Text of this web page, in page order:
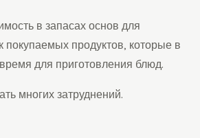
в запасах основ для
продуктов, которые в
для приготовления блюд.
многих затруднений.